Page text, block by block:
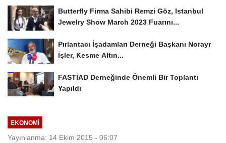
Butterfly Firma Sahibi Remzi Göz, Istanbul
Jewelry Show March 2023 Fuarını...
Pırlantacı İşadamları Derneği Başkanı Norayr
İşler, Kesme Altın...
FASTİAD Derneğinde Önemli Bir Toplantı
Yapıldı
EKONOMI
Yayınlanma: 14 Ekim 2015 - 06:07